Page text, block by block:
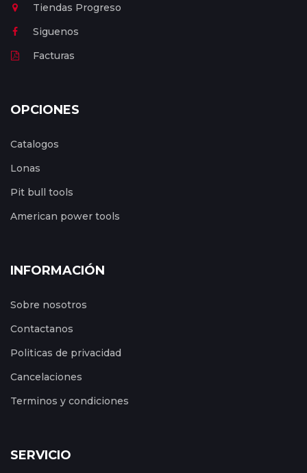
Tiendas Progreso
Siguenos
Facturas
OPCIONES
Catalogos
Lonas
Pit bull tools
American power tools
INFORMACIÓN
Sobre nosotros
Contactanos
Politicas de privacidad
Cancelaciones
Terminos y condiciones
SERVICIO